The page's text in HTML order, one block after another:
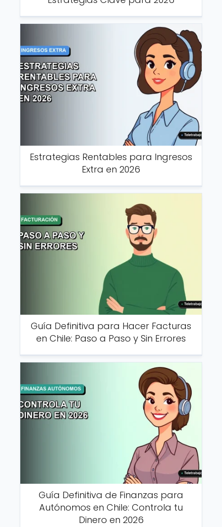
Estrategias Rentables para Ingresos
Extra en 2026
Guía Definitiva para Hacer Facturas
en Chile: Paso a Paso y Sin Errores
Guía Definitiva de Finanzas para
Autónomos en Chile: Controla tu
Dinero en 2026